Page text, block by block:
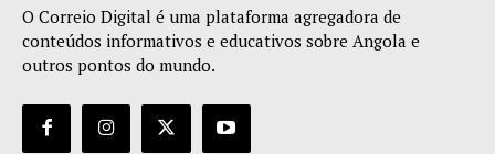
O Correio Digital é uma plataforma agregadora de
conteúdos informativos e educativos sobre Angola e
outros pontos do mundo.